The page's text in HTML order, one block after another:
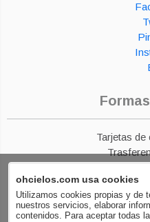
ohcielos.com usa cookies
Utilizamos cookies propias y de
nuestros servicios, elaborar
contenidos. Para aceptar todas
Tarjetas de